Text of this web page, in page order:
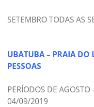
SETEMBRO TODAS AS
UBATUBA – PRAIA DO
PESSOAS
PERÍODOS DE
04/09/2019